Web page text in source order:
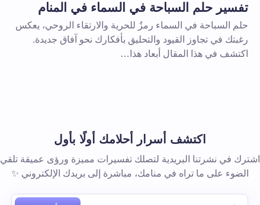
تفسير حلم السباحة في السماء في المنام
حلم السباحة في السماء رمزٌ للحرية والارتقاء الروحي، يعكس
رغبتك في تجاوز القيود والتحليق بأفكارك نحو آفاق جديدة.
اكتشف في هذا المقال أبعاد هذا…
اكتشف أسرار أحلامك أولًا بأول
اشترك في نشرتنا البريدية لتصلك تفسيرات مميزة ورؤى عميقة تلقي
الضوء على ما تراه في منامك، مباشرة إلى بريدك الإلكتروني ✨